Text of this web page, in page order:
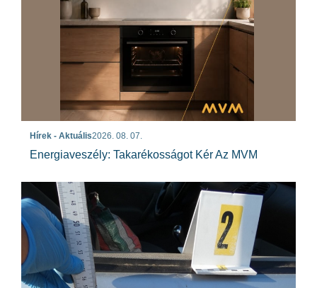
Hírek - Aktuális2026. 08. 07.
Energiaveszély: Takarékosságot Kér Az MVM